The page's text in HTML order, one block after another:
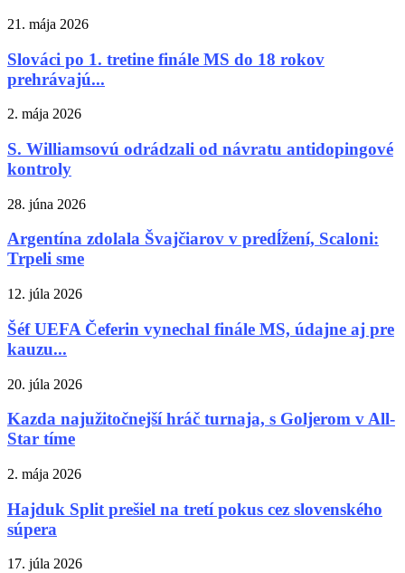
21. mája 2026
Slováci po 1. tretine finále MS do 18 rokov
prehrávajú...
2. mája 2026
S. Williamsovú odrádzali od návratu antidopingové
kontroly
28. júna 2026
Argentína zdolala Švajčiarov v predĺžení, Scaloni:
Trpeli sme
12. júla 2026
Šéf UEFA Čeferin vynechal finále MS, údajne aj pre
kauzu...
20. júla 2026
Kazda najužitočnejší hráč turnaja, s Goljerom v All-
Star tíme
2. mája 2026
Hajduk Split prešiel na tretí pokus cez slovenského
súpera
17. júla 2026